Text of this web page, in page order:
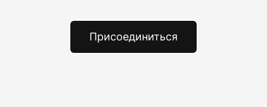
Присоединиться